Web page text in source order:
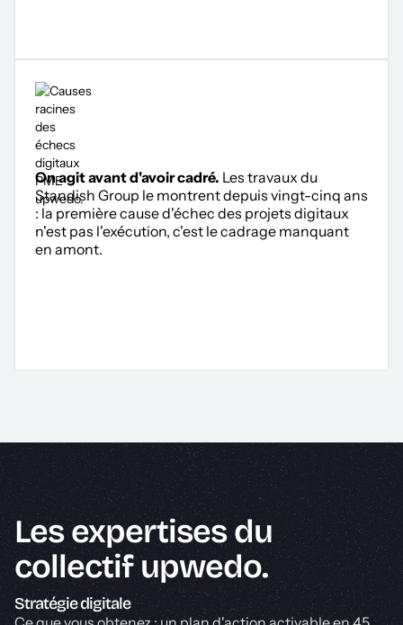
On agit avant d'avoir cadré. Les travaux du
Standish Group le montrent depuis vingt-cinq ans
: la première cause d'échec des projets digitaux
n'est pas l'exécution, c'est le cadrage manquant
en amont.
Les expertises du
collectif upwedo.
Stratégie digitale